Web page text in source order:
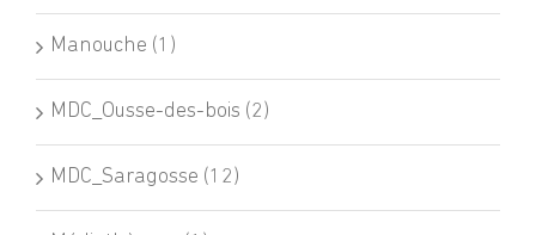
Manouche (1)
MDC_Ousse-des-bois (2)
MDC_Saragosse (12)